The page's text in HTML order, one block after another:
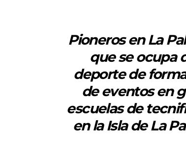
Pioneros en La
que se ocupa
deporte de
de eventos en
escuelas de
en la Isla de La